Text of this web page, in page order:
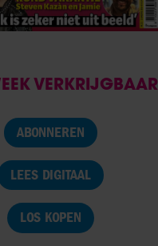
VERKRIJGBAAR
ABONNEREN
LEES DIGITAAL
LOS KOPEN